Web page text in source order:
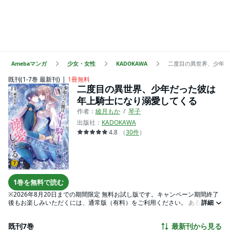
Amebaマンガ 少女・女性 KADOKAWA 二度目の異世界、少年
既刊(1-7巻 最新刊) 1冊無料
1巻を無料で読む
二度目の異世界、少年だった彼は
年上騎士になり溺愛してくる
作者： 綾月もか
琴子
出版社： KADOKAWA
4.8
（30件）
※2026年8月20日までの期間限定 無料お試し版です。キャンペーン期間終了
後もお楽しみいただくには、通常版（有料）をご利用ください。 ある日 異世
ラは元の世界に戻されてしまう。３年後、再び訪れた異世界でサラが再会し
詳細
既刊7巻 最新刊から見る